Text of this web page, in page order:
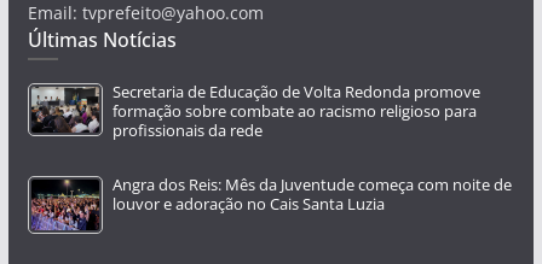
Email: tvprefeito@yahoo.com
Últimas Notícias
Secretaria de Educação de Volta Redonda promove
formação sobre combate ao racismo religioso para
profissionais da rede
Angra dos Reis: Mês da Juventude começa com noite de
louvor e adoração no Cais Santa Luzia